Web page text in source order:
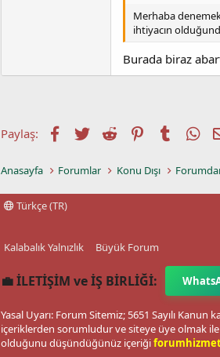
Merhaba
ihtiyacın
Burada biraz
Paylaş: Facebook
TwitterReddit PinterestTumblr
Anasayfa Forumlar Konu Dışı
Türkçe (TR)
Kalabalık Yalnızlık Büyük Forum
💼 İLETİŞİM ve İŞ BİRLİĞİ:
Yasal Uyarı: Forum Sitemiz; 5651 Sayılı
içeriklerden sorumludur ve siteye üye olmak ile
olduğunu düşündüğünüz içeriği